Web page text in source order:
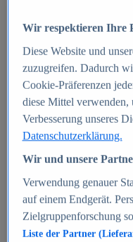
E-commerce
Beliebte Statistiken
Aktuelle Statistiken
E-Commerce -
Deutschland
Umsatz von
2010-2025
B2C-E-
Deutschland
Marktanteile
Deutschland
Umsatzstarke
Deutschland
Wir respektieren Ihre
Diese Website und
zuzugreifen. Dadurch
Cookie-Präferenzen
diese Mittel verwenden,
Verbesserung unseres
Datenschutzerklärung.
Wir und unsere
Verwendung genauer
auf einem Endgerät.
Zielgruppenforschung
Liste der Partner